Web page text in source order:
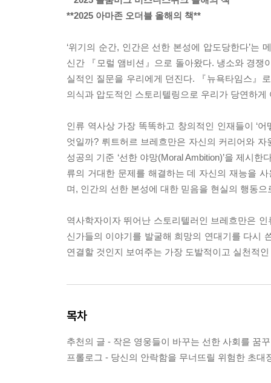
**2025 아마존 오더블 올해의 책**
‘위기의 순간, 인간은 선한 본성에 압도당한다’
신간 『모럴 앰비션』으로 돌아왔다. 냉소와 경쟁
실적인 질문을 우리에게 던진다. 『뉴욕타임스』
의식과 압도적인 스토리텔링으로 우리가 당연하
인류 역사상 가장 똑똑하고 창의적인 인재들이 ‘
엇일까? 뤼트허르 브레흐만은 자신의 커리어와
성공의 기준 ‘선한 야망(Moral Ambition)’을 제시
류의 거대한 문제를 해결하는 데 자신의 재능을
며, 인간의 선한 본성에 대한 믿음을 현실의 행동
역사학자이자 뛰어난 스토리텔러인 브레흐만은
신가들의 이야기를 발굴해 희망의 연대기를 다시
연결할 것인지 보여주는 가장 도발적이고 실천적
목차
추천의 글 - 작은 영웅들이 바꾸는 선한 사회를 꿈
프롤로그 - 당신의 안락함을 무너뜨릴 위험한 초대